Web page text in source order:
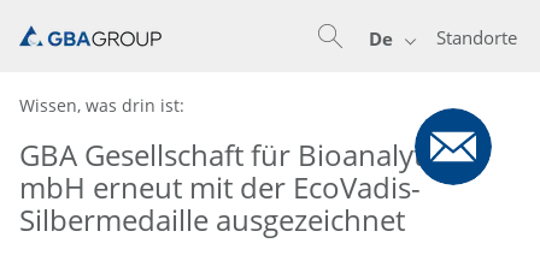
Standorte
De
Wissen, was drin ist:
GBA Gesellschaft für Bioanalytik
mbH erneut mit der EcoVadis-
Silbermedaille ausgezeichnet